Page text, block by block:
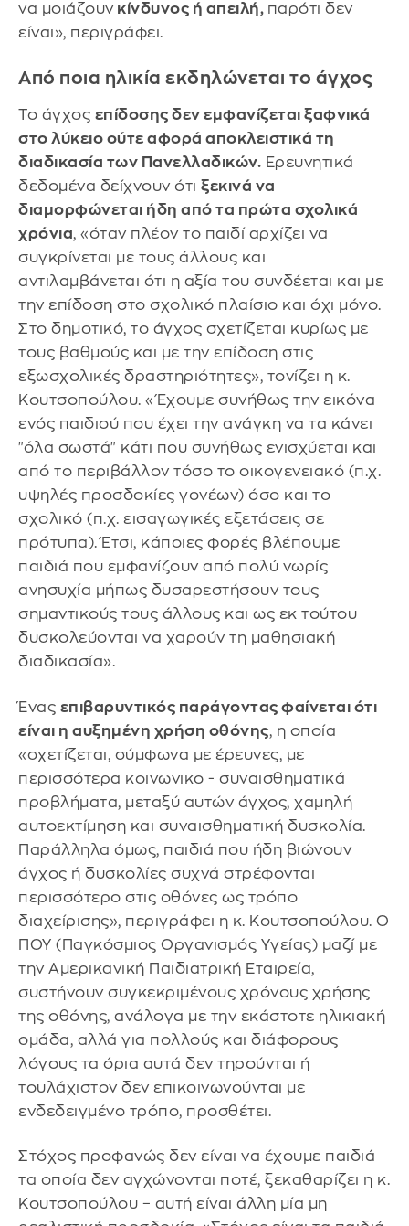
να μοιάζουν κίνδυνος ή απειλή, παρότι δεν
είναι», περιγράφει.
Από ποια ηλικία εκδηλώνεται το άγχος
Το άγχος επίδοσης δεν εμφανίζεται ξαφνικά
στο λύκειο ούτε αφορά αποκλειστικά τη
διαδικασία των Πανελλαδικών. Ερευνητικά
δεδομένα δείχνουν ότι ξεκινά να
διαμορφώνεται ήδη από τα πρώτα σχολικά
χρόνια, «όταν πλέον το παιδί αρχίζει να
συγκρίνεται με τους άλλους και
αντιλαμβάνεται ότι η αξία του συνδέεται και με
την επίδοση στο σχολικό πλαίσιο και όχι μόνο.
Στο δημοτικό, το άγχος σχετίζεται κυρίως με
τους βαθμούς και με την επίδοση στις
εξωσχολικές δραστηριότητες», τονίζει η κ.
Κουτσοπούλου. «Έχουμε συνήθως την εικόνα
ενός παιδιού που έχει την ανάγκη να τα κάνει
"όλα σωστά" κάτι που συνήθως ενισχύεται και
από το περιβάλλον τόσο το οικογενειακό (π.χ.
υψηλές προσδοκίες γονέων) όσο και το
σχολικό (π.χ. εισαγωγικές εξετάσεις σε
πρότυπα). Έτσι, κάποιες φορές βλέπουμε
παιδιά που εμφανίζουν από πολύ νωρίς
ανησυχία μήπως δυσαρεστήσουν τους
σημαντικούς τους άλλους και ως εκ τούτου
δυσκολεύονται να χαρούν τη μαθησιακή
διαδικασία».
Ένας επιβαρυντικός παράγοντας φαίνεται ότι
είναι η αυξημένη χρήση οθόνης, η οποία
«σχετίζεται, σύμφωνα με έρευνες, με
περισσότερα κοινωνικο - συναισθηματικά
προβλήματα, μεταξύ αυτών άγχος, χαμηλή
αυτοεκτίμηση και συναισθηματική δυσκολία.
Παράλληλα όμως, παιδιά που ήδη βιώνουν
άγχος ή δυσκολίες συχνά στρέφονται
περισσότερο στις οθόνες ως τρόπο
διαχείρισης», περιγράφει η κ. Κουτσοπούλου. Ο
ΠΟΥ (Παγκόσμιος Οργανισμός Υγείας) μαζί με
την Αμερικανική Παιδιατρική Εταιρεία,
συστήνουν συγκεκριμένους χρόνους χρήσης
της οθόνης, ανάλογα με την εκάστοτε ηλικιακή
ομάδα, αλλά για πολλούς και διάφορους
λόγους τα όρια αυτά δεν τηρούνται ή
τουλάχιστον δεν επικοινωνούνται με
ενδεδειγμένο τρόπο, προσθέτει.
Στόχος προφανώς δεν είναι να έχουμε παιδιά
τα οποία δεν αγχώνονται ποτέ, ξεκαθαρίζει η κ.
Κουτσοπούλου – αυτή είναι άλλη μία μη